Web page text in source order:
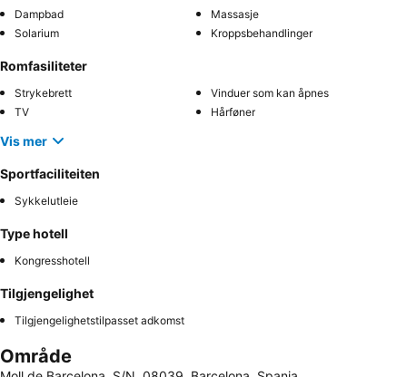
Dampbad
Massasje
Solarium
Kroppsbehandlinger
Romfasiliteter
Strykebrett
Vinduer som kan åpnes
TV
Hårføner
Vis mer
Sportfaciliteiten
Sykkelutleie
Type hotell
Kongresshotell
Tilgjengelighet
Tilgjengelighetstilpasset adkomst
Område